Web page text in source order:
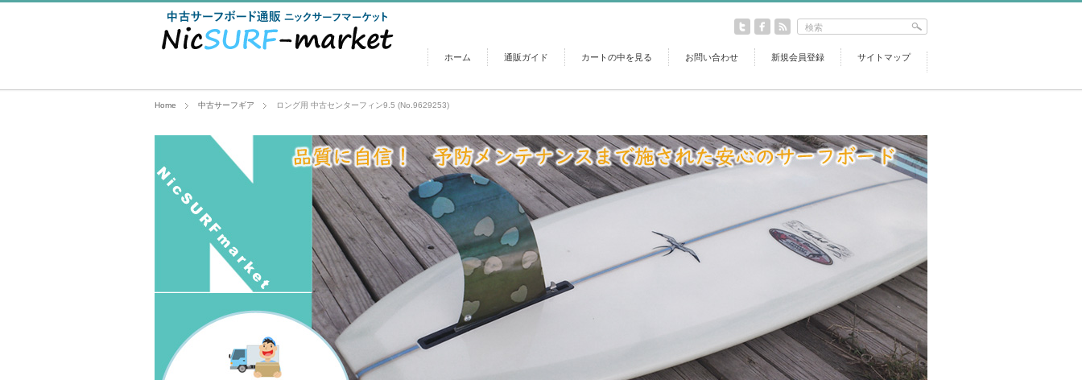
ホーム 通販ガイド カートの中を見る お問い合わせ 新規会員登録 サイトマップ
Home 中古サーフギア ロング用 中古センターフィン9.5 (No.9629253)